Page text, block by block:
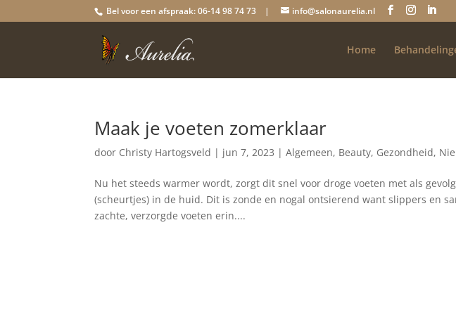
Bel voor een afspraak: 06-14 98 74 73 | info@salonaurelia.nl
Home
Maak je voeten zomerklaar
door Christy Hartogsveld | jun 7, 2023 |Algemeen, Beauty, Gezondheid,
Nu het steeds warmer wordt, zorgt dit snel voor droge voeten met als
(scheurtjes) in de huid. Dit is zonde en nogal ontsierend want slippers en
zachte, verzorgde voeten erin....